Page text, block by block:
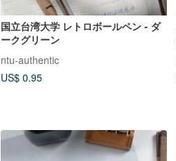
国立台湾大学 レトロボールペン - ダ
ークグリーン
ntu-authentic
US$ 0.95